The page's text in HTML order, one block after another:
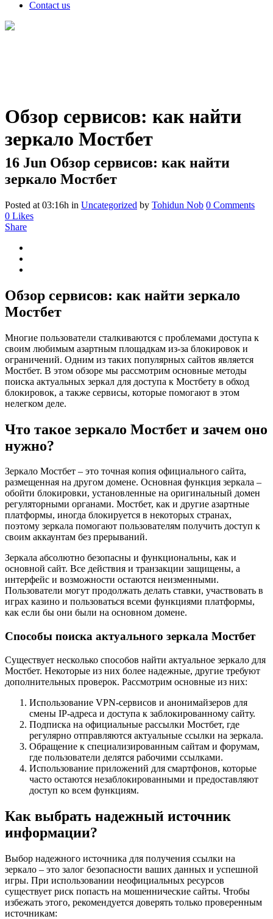
Contact us
Обзор сервисов: как найти
зеркало Мостбет
16 Jun Обзор сервисов: как найти
зеркало Мостбет
Posted at 03:16h in Uncategorized by Tohidun Nob 0 Comments
0 Likes
Share
Обзор сервисов: как найти зеркало
Мостбет
Многие пользователи сталкиваются с проблемами доступа к
своим любимым азартным площадкам из-за блокировок и
ограничений. Одним из таких популярных сайтов является
Мостбет. В этом обзоре мы рассмотрим основные методы
поиска актуальных зеркал для доступа к Мостбету в обход
блокировок, а также сервисы, которые помогают в этом
нелегком деле.
Что такое зеркало Мостбет и зачем оно
нужно?
Зеркало Мостбет – это точная копия официального сайта,
размещенная на другом домене. Основная функция зеркала –
обойти блокировки, установленные на оригинальный домен
регуляторными органами. Мостбет, как и другие азартные
платформы, иногда блокируется в некоторых странах,
поэтому зеркала помогают пользователям получить доступ к
своим аккаунтам без прерываний.
Зеркала абсолютно безопасны и функциональны, как и
основной сайт. Все действия и транзакции защищены, а
интерфейс и возможности остаются неизменными.
Пользователи могут продолжать делать ставки, участвовать в
играх казино и пользоваться всеми функциями платформы,
как если бы они были на основном домене.
Способы поиска актуального зеркала Мостбет
Существует несколько способов найти актуальное зеркало для
Мостбет. Некоторые из них более надежные, другие требуют
дополнительных проверок. Рассмотрим основные из них:
Использование VPN-сервисов и анонимайзеров для
смены IP-адреса и доступа к заблокированному сайту.
Подписка на официальные рассылки Мостбет, где
регулярно отправляются актуальные ссылки на зеркала.
Обращение к специализированным сайтам и форумам,
где пользователи делятся рабочими ссылками.
Использование приложений для смартфонов, которые
часто остаются незаблокированными и предоставляют
доступ ко всем функциям.
Как выбрать надежный источник
информации?
Выбор надежного источника для получения ссылки на
зеркало – это залог безопасности ваших данных и успешной
игры. При использовании неофициальных ресурсов
существует риск попасть на мошеннические сайты. Чтобы
избежать этого, рекомендуется доверять только проверенным
источникам: